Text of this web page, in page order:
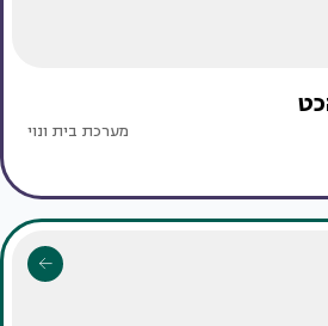
מערכת בית ונוי